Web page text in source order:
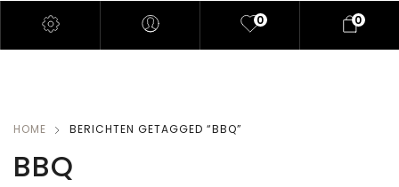
0 0
HOME BERICHTEN GETAGGED “BBQ”
BBQ